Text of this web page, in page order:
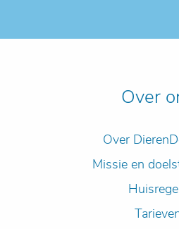
Over
Over
Missie en